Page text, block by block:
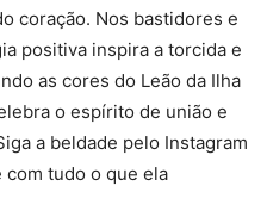
coração. Nos bastidores e
positiva inspira a torcida e
as cores do Leão da Ilha
o espírito de união e
a beldade pelo Instagram
com tudo o que ela